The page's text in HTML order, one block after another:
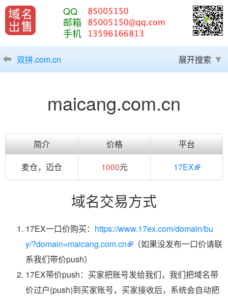
QQ
邮箱
手机
双拼.com.cn 展开搜索
maicang.com.cn
简介 价格
平台
麦仓，迈仓
1000元 17EX
域名交易方式
17EX一口价购买： https://www.17ex.com/domain/bu
y/?domain=maicang.com.cn
（如果没发布一口价请联
系我们带价push）
17EX带价push：买家把账号发给我们，我们把域名带
价过户(push)到买家账号，买家接收后，系统会自动把